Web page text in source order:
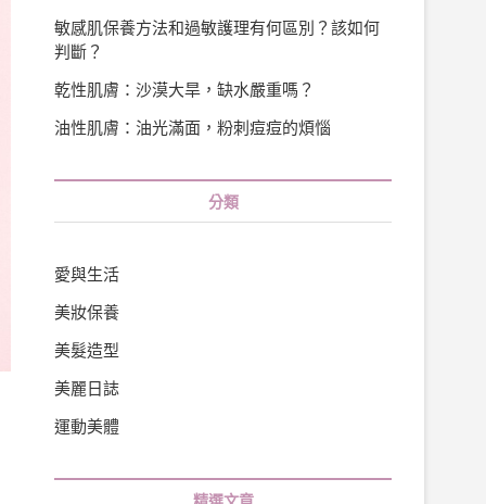
敏感肌保養方法和過敏護理有何區別？該如何
判斷？
乾性肌膚：沙漠大旱，缺水嚴重嗎？
油性肌膚：油光滿面，粉刺痘痘的煩惱
分類
愛與生活
美妝保養
美髮造型
美麗日誌
運動美體